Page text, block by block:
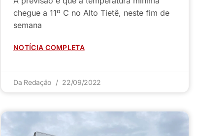
chegue a 11º C no Alto Tietê, neste fim de
semana
NOTÍCIA COMPLETA
Da Redação 22/09/2022